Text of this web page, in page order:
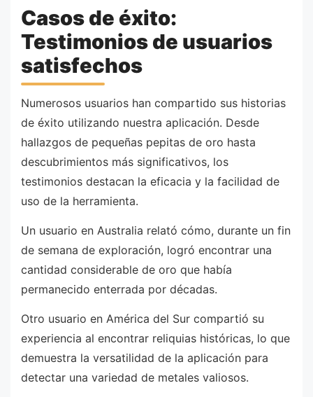
Casos de éxito:
Testimonios de usuarios
satisfechos
Numerosos usuarios han compartido sus historias
de éxito utilizando nuestra aplicación. Desde
hallazgos de pequeñas pepitas de oro hasta
descubrimientos más significativos, los
testimonios destacan la eficacia y la facilidad de
uso de la herramienta.
Un usuario en Australia relató cómo, durante un fin
de semana de exploración, logró encontrar una
cantidad considerable de oro que había
permanecido enterrada por décadas.
Otro usuario en América del Sur compartió su
experiencia al encontrar reliquias históricas, lo que
demuestra la versatilidad de la aplicación para
detectar una variedad de metales valiosos.